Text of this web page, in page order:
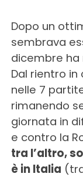
Dopo un
sembrava
dicembre ha
Dal rientro
nelle 7
rimanendo
giornata in
e contro la
tra l’altro,
è in Italia